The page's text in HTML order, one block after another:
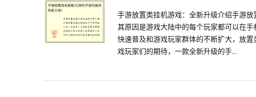
手游放置类挂机游戏：全新升级介绍手游
其原因是游戏大陆中的每个玩家都可以在
快速普及和游戏玩家群体的不断扩大，放
戏玩家们的期待，一款全新升级的手...